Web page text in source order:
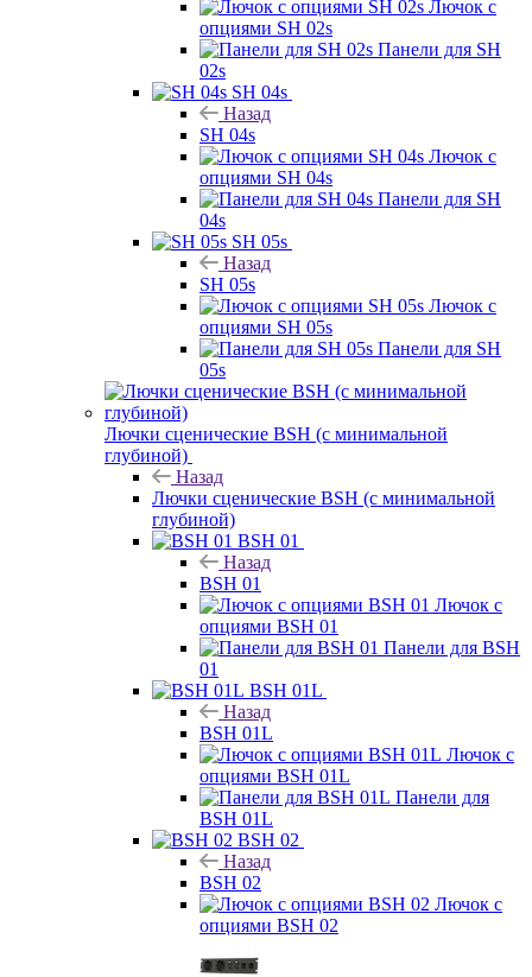
Лючок с
опциями SH 02s
Панели для SH
02s
SH 04s
Назад
SH 04s
Лючок с
опциями SH 04s
Панели для SH
04s
SH 05s
Назад
SH 05s
Лючок с
опциями SH 05s
Панели для SH
05s
Лючки сценические BSH (с минимальной
глубиной)
Назад
Лючки сценические BSH (с минимальной
глубиной)
BSH 01
Назад
BSH 01
Лючок с
опциями BSH 01
Панели для BSH
01
BSH 01L
Назад
BSH 01L
Лючок с
опциями BSH 01L
Панели для
BSH 01L
BSH 02
Назад
BSH 02
Лючок с
опциями BSH 02